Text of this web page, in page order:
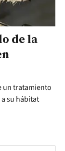
de la
un tratamiento
su hábitat